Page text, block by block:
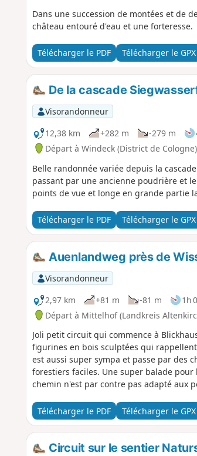
Dans une succession de montées et de
château entouré d'eau et une forteresse.
Télécharger le PDF Télécharger le GPX
De la cascade
Visorandonneur
12,38 km
+282 m -279 m
Départ à Windeck (District de Cologne)
Belle randonnée variée depuis la
passant par une ancienne poudrière et
points de vue et longe en grande partie
Télécharger le PDF Télécharger le GPX
Auenlandweg près de
Visorandonneur
2,97 km
+81 m -81 m 1h
Départ à Mittelhof (Landkreis
Joli petit circuit qui commence à
figurines en bois sculptées qui
est aussi super sympa et passe par des
forestiers faciles. Une super balade
chemin n'est par contre pas adapté aux
Télécharger le PDF Télécharger le GPX
Circuit sur le sentier